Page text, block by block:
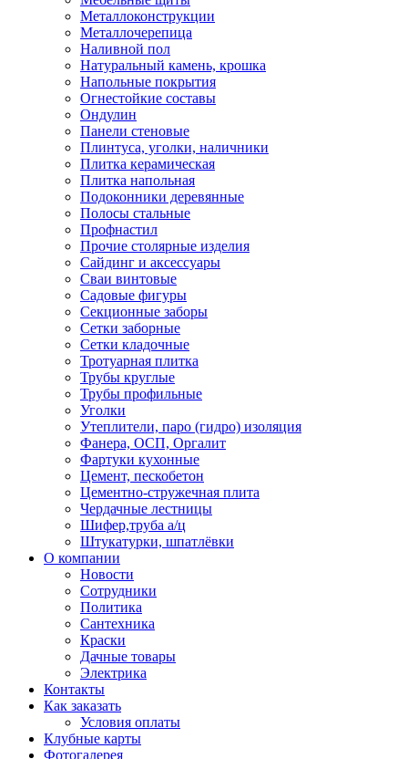
Металлоконструкции
Металлочерепица
Наливной пол
Натуральный камень, крошка
Напольные покрытия
Огнестойкие составы
Ондулин
Панели стеновые
Плинтуса, уголки, наличники
Плитка керамическая
Плитка напольная
Подоконники деревянные
Полосы стальные
Профнастил
Прочие столярные изделия
Сайдинг и аксессуары
Сваи винтовые
Садовые фигуры
Секционные заборы
Сетки заборные
Сетки кладочные
Тротуарная плитка
Трубы круглые
Трубы профильные
Уголки
Утеплители, паро (гидро) изоляция
Фанера, ОСП, Оргалит
Фартуки кухонные
Цемент, пескобетон
Цементно-стружечная плита
Чердачные лестницы
Шифер,труба а/ц
Штукатурки, шпатлёвки
О компании
Новости
Сотрудники
Политика
Сантехника
Краски
Дачные товары
Электрика
Контакты
Как заказать
Условия оплаты
Клубные карты
Фотогалерея